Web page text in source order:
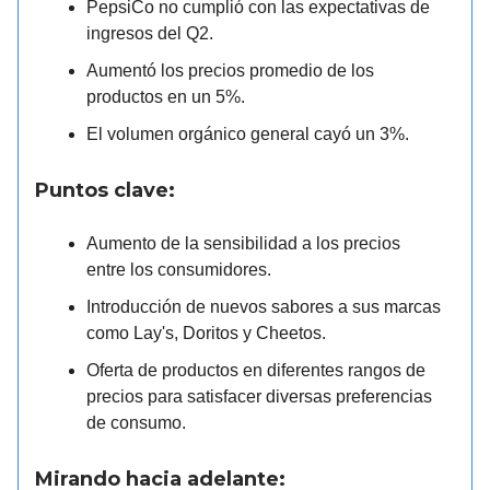
PepsiCo no cumplió con las expectativas de
ingresos del Q2.
Aumentó los precios promedio de los
productos en un 5%.
El volumen orgánico general cayó un 3%.
Puntos clave:
Aumento de la sensibilidad a los precios
entre los consumidores.
Introducción de nuevos sabores a sus marcas
como Lay's, Doritos y Cheetos.
Oferta de productos en diferentes rangos de
precios para satisfacer diversas preferencias
de consumo.
Mirando hacia adelante: